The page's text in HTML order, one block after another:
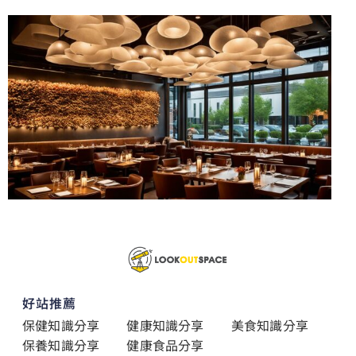
好站推薦
保健知識分享
健康知識分享
美食知識分享
保養知識分享
健康食品分享